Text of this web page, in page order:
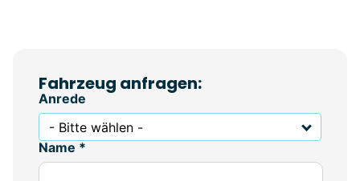
Fahrzeug anfragen:
Anrede
- Bitte wählen -
Name *